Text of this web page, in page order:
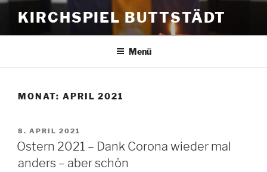
Zum
Inhalt
springen
KIRCHSPIEL BUTTSTÄDT
Menü
MONAT: APRIL 2021
VERÖFFENTLICHT
AM
8. APRIL 2021
Ostern 2021 – Dank Corona wieder mal
anders – aber schön